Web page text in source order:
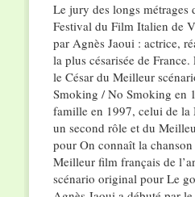
Le jury des longs métrages
Festival du Film Italien de
par Agnès Jaoui : actrice,
la plus césarisée de
le César du Meilleur
Smoking / No Smoking en
famille en 1997, celui de la
un second rôle et du
pour On connaît la
Meilleur film français de
scénario original pour Le